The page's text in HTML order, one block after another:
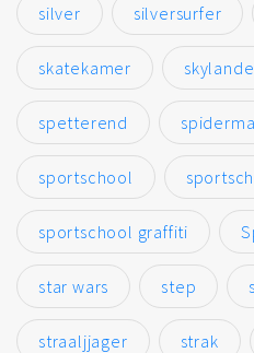
silver silversurfer
skatekamer
spetterend
sportschool
sportschool graffiti
star wars step
straaljjager strak